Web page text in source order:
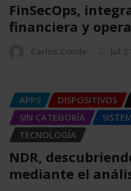
FinSecOps,
financiera y
Carlos Conde Jul
APPS DISPOSITIVOS
SIN CATEGORÍA
TECNOLOGÍA
NDR,
mediante el